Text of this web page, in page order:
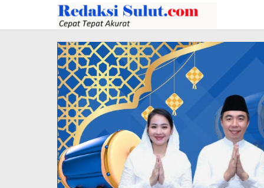
konten